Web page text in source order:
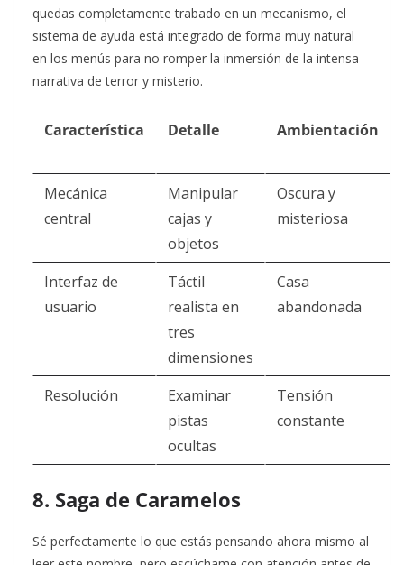
quedas completamente trabado en un mecanismo, el
sistema de ayuda está integrado de forma muy natural
en los menús para no romper la inmersión de la intensa
narrativa de terror y misterio.
Característica Detalle Ambientación
Mecánica
central
Manipular
cajas y
objetos
Oscura y
misteriosa
Interfaz de
usuario
Táctil
realista en
tres
dimensiones
Casa
abandonada
Resolución
Examinar
pistas
ocultas
Tensión
constante
8. Saga de Caramelos
Sé perfectamente lo que estás pensando ahora mismo al